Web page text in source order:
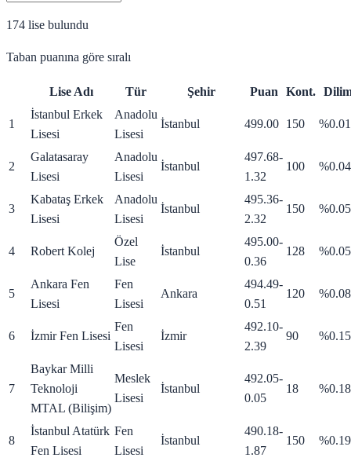
174 lise bulundu
Taban puanına göre sıralı
Lise Adı Tür Şehir Puan Kont.
1
İstanbul Erkek
Lisesi
Anadolu
Lisesi
İstanbul 499.00 150 %0.01
2
Galatasaray
Lisesi
Anadolu
Lisesi
İstanbul
497.68-
1.32
100 %0.04
3
Kabataş Erkek
Lisesi
Anadolu
Lisesi
İstanbul
495.36-
2.32
150 %0.05
4 Robert Kolej
Özel
Lise
İstanbul
495.00-
0.36
128 %0.05
5
Ankara Fen
Lisesi
Fen
Lisesi
Ankara
494.49-
0.51
120 %0.08
6 İzmir Fen Lisesi
Fen
Lisesi
İzmir
492.10-
2.39
90 %0.15
7
Baykar Milli
Teknoloji
MTAL (Bilişim)
Meslek
Lisesi
İstanbul
492.05-
0.05
18 %0.18
8
İstanbul Atatürk
Fen Lisesi
Fen
Lisesi
İstanbul
490.18-
1.87
150 %0.19